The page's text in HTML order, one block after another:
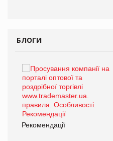
БЛОГИ
Рекомендації